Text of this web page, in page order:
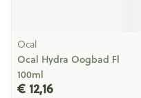
Ocal
Ocal Hydra Oogbad Fl
100ml
€ 12,16